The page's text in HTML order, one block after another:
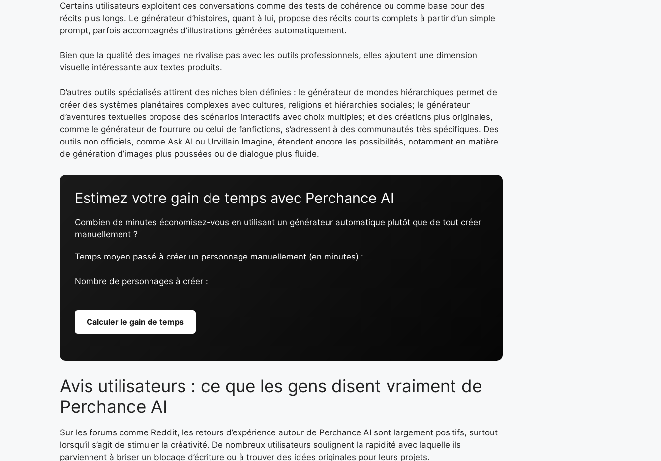
Certains utilisateurs exploitent ces conversations comme des tests de cohérence ou comme base pour des
récits plus longs. Le générateur d’histoires, quant à lui, propose des récits courts complets à partir d’un simple
prompt, parfois accompagnés d’illustrations générées automatiquement.
Bien que la qualité des images ne rivalise pas avec les outils professionnels, elles ajoutent une dimension
visuelle intéressante aux textes produits.
D’autres outils spécialisés attirent des niches bien définies : le générateur de mondes hiérarchiques permet de
créer des systèmes planétaires complexes avec cultures, religions et hiérarchies sociales; le générateur
d’aventures textuelles propose des scénarios interactifs avec choix multiples; et des créations plus originales,
comme le générateur de fourrure ou celui de fanfictions, s’adressent à des communautés très spécifiques. Des
outils non officiels, comme Ask AI ou Urvillain Imagine, étendent encore les possibilités, notamment en matière
de génération d’images plus poussées ou de dialogue plus fluide.
Estimez votre gain de temps avec Perchance AI
Combien de minutes économisez-vous en utilisant un générateur automatique plutôt que de tout créer
manuellement ?
Temps moyen passé à créer un personnage manuellement (en minutes) :
Nombre de personnages à créer :
Calculer le gain de temps
Avis utilisateurs : ce que les gens disent vraiment de
Perchance AI
Sur les forums comme Reddit, les retours d’expérience autour de Perchance AI sont largement positifs, surtout
lorsqu’il s’agit de stimuler la créativité. De nombreux utilisateurs soulignent la rapidité avec laquelle ils
parviennent à briser un blocage d’écriture ou à trouver des idées originales pour leurs projets.